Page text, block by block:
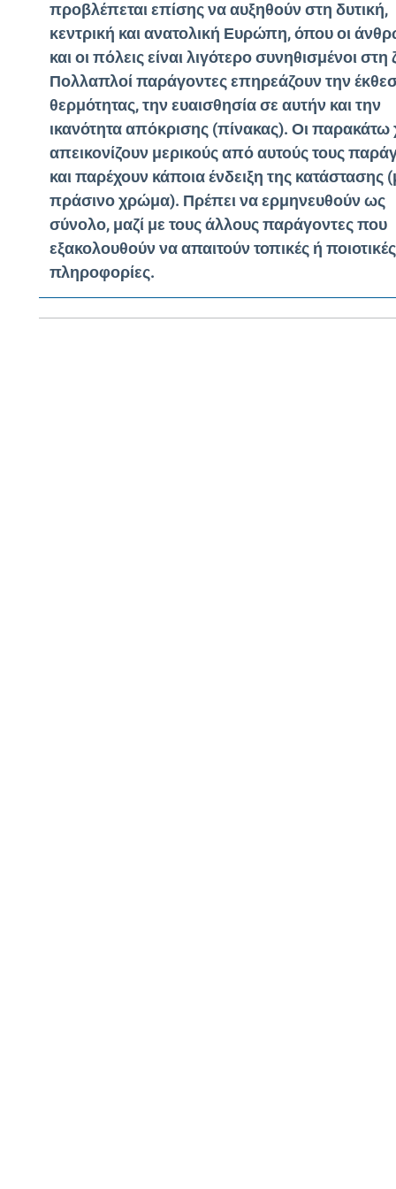
προβλέπεται επίσης να αυξηθούν στη δυτική,
κεντρική και ανατολική Ευρώπη, όπου οι
και οι πόλεις είναι λιγότερο συνηθισμένοι στη
Πολλαπλοί παράγοντες επηρεάζουν την
θερμότητας, την ευαισθησία σε αυτήν και την
ικανότητα απόκρισης (πίνακας). Οι παρακάτω
απεικονίζουν μερικούς από αυτούς τους
και παρέχουν κάποια ένδειξη της κατάστασης
πράσινο χρώμα). Πρέπει να ερμηνευθούν ως
σύνολο, μαζί με τους άλλους παράγοντες που
εξακολουθούν να απαιτούν τοπικές ή ποιοτικές
πληροφορίες.